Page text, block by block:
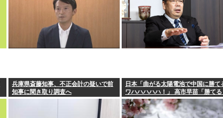
兵庫県斎藤知事、不正会計の疑いで前
知事に聞き取り調査へ
日本「曲がる太陽電池で中国に勝て
ワハハハハハ！」 高市早苗「勝てる
ガハハハハハハ！」